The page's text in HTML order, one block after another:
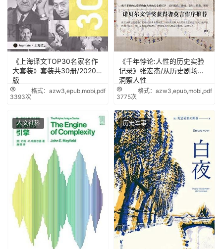
《上海译文TOP30名家名作
大套装》套装共30册/2020年
版
3393次
格式：azw3,epub,mobi,pdf
《千年悖论:人性的历史实验
记录》张宏杰/从历史剧场里
洞察人性
3775次
格式：azw3,epub,mobi,pdf
人文社科 历史军事